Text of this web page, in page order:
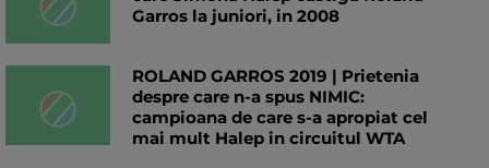
Garros la juniori, in 2008
ROLAND GARROS 2019 | Prietenia
despre care n-a spus NIMIC:
campioana de care s-a apropiat cel
mai mult Halep in circuitul WTA